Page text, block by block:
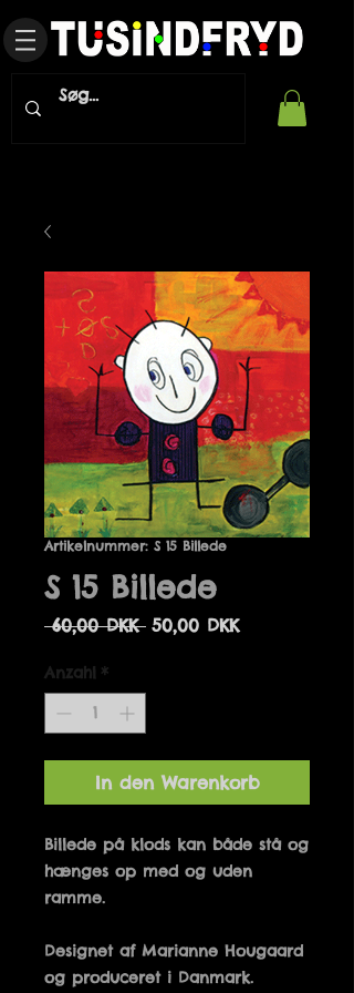
Artikelnummer: S 15 Billede
S 15 Billede
60,00 DKK Standardpreis
50,00 DKKSale-
Anzahl *
In den Warenkorb
Billede på klods kan både stå og
hænges op med og uden
Designet af Marianne Hougaard